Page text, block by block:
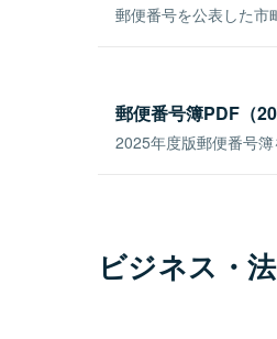
郵便番号を公表した市
郵便番号簿PDF（
2025年度版郵便番号簿
ビジネス・